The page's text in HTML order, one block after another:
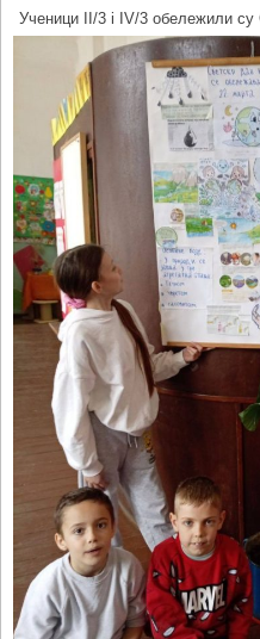
Ученици II/3 i IV/3 oбележили су